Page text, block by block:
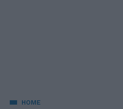
HOME